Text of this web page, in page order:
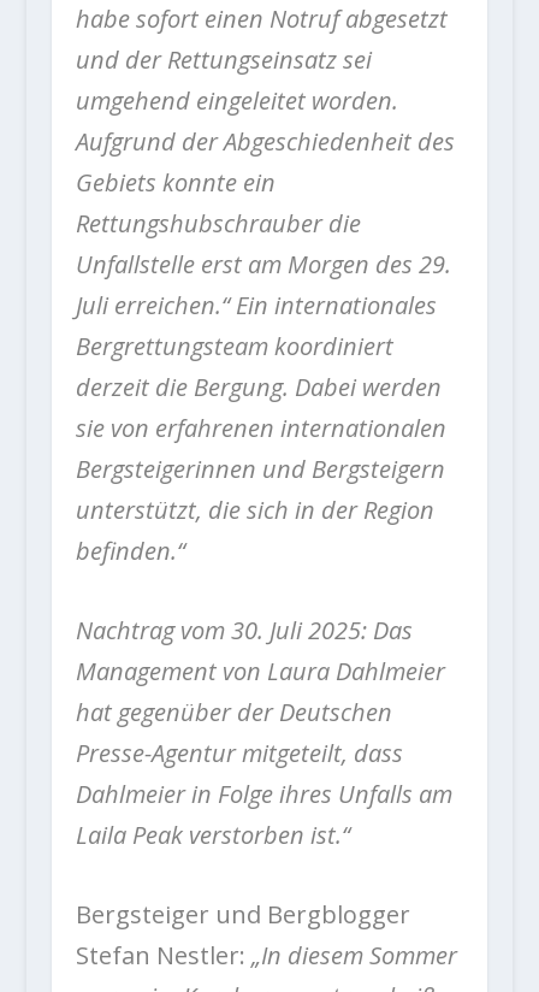
habe sofort einen Notruf abgesetzt
und der Rettungseinsatz sei
umgehend eingeleitet worden.
Aufgrund der Abgeschiedenheit des
Gebiets konnte ein
Rettungshubschrauber die
Unfallstelle erst am Morgen des 29.
Juli erreichen.“ Ein internationales
Bergrettungsteam koordiniert
derzeit die Bergung. Dabei werden
sie von erfahrenen internationalen
Bergsteigerinnen und Bergsteigern
unterstützt, die sich in der Region
befinden.“
Nachtrag vom 30. Juli 2025: Das
Management von Laura Dahlmeier
hat gegenüber der Deutschen
Presse-Agentur mitgeteilt, dass
Dahlmeier in Folge ihres Unfalls am
Laila Peak verstorben ist.“
Bergsteiger und Bergblogger
Stefan Nestler: „In diesem Sommer